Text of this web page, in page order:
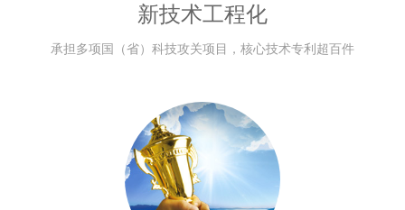
新技术工程化
承担多项国（省）科技攻关项目，核心技术专利超百件